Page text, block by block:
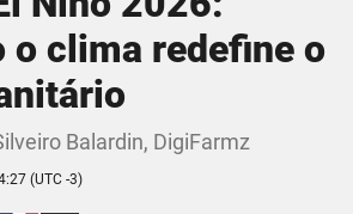
o clima redefine o
Balardin, DigiFarmz
(UTC -3)